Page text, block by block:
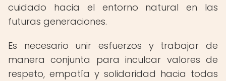
cuidado hacia el entorno natural en las
futuras generaciones.
Es necesario unir esfuerzos y trabajar de
manera conjunta para inculcar valores de
respeto, empatía y solidaridad hacia todas